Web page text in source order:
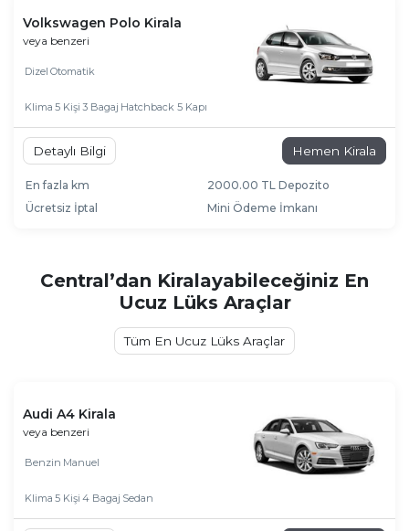
Volkswagen Polo Kirala
veya benzeri
Dizel Otomatik
Klima 5 Kişi 3 Bagaj Hatchback 5 Kapı
Detaylı Bilgi Hemen Kirala
En fazla km
2000.00 TL Depozito
Ücretsiz İptal
Mini Ödeme İmkanı
Central’dan Kiralayabileceğiniz En
Ucuz Lüks Araçlar
Tüm En Ucuz Lüks Araçlar
Audi A4 Kirala
veya benzeri
Benzin Manuel
Klima 5 Kişi 4 Bagaj Sedan